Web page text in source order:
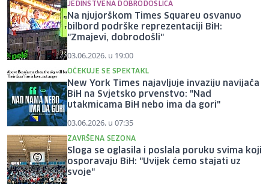
JEDINSTVENA DOBRODOŠLICA
Na njujorškom Times Squareu osvanuo
bilbord podrške reprezentaciji BiH:
"Zmajevi, dobrodošli"
03.06.2026. u 19:00
OČEKUJE SE SPEKTAKL
New York Times najavljuje invaziju navijača
BiH na Svjetsko prvenstvo: "Nad
utakmicama BiH nebo ima da gori"
03.06.2026. u 07:35
ZAVRŠENA SEZONA
Sloga se oglasila i poslala poruku svima koji
osporavaju BiH: "Uvijek ćemo stajati uz
svoje"